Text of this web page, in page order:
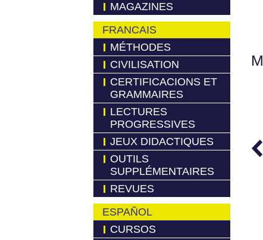
MAGAZINES
FRANCAIS
MÉTHODES
CIVILISATION
CERTIFICACIONS ET
GRAMMAIRES
LECTURES
PROGRESSIVES
JEUX DIDACTIQUES
OUTILS
SUPPLÉMENTAIRES
REVUES
ESPAÑOL
CURSOS